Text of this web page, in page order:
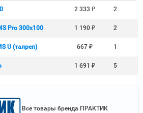
2 333 ₽ 2
Pro 300x100 1 190 ₽ 2
U (талреп) 667 ₽ 1
1 691 ₽ 5
Все товары бренда ПРАКТИК